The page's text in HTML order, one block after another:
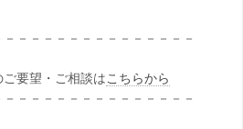
－－－－－－－－－－－－－－
要望・ご相談はこちらから
－－－－－－－－－－－－－－